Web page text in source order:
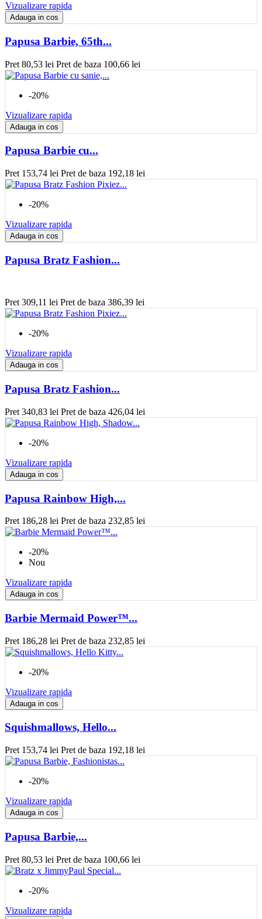
Vizualizare rapida
Adauga in cos
Papusa Barbie, 65th...
Pret 80,53 lei Pret de baza 100,66 lei
-20%
Vizualizare rapida
Adauga in cos
Papusa Barbie cu...
Pret 153,74 lei Pret de baza 192,18 lei
-20%
Vizualizare rapida
Adauga in cos
Papusa Bratz Fashion...
Pret 309,11 lei Pret de baza 386,39 lei
-20%
Vizualizare rapida
Adauga in cos
Papusa Bratz Fashion...
Pret 340,83 lei Pret de baza 426,04 lei
-20%
Vizualizare rapida
Adauga in cos
Papusa Rainbow High,...
Pret 186,28 lei Pret de baza 232,85 lei
-20%
Nou
Vizualizare rapida
Adauga in cos
Barbie Mermaid Power™...
Pret 186,28 lei Pret de baza 232,85 lei
-20%
Vizualizare rapida
Adauga in cos
Squishmallows, Hello...
Pret 153,74 lei Pret de baza 192,18 lei
-20%
Vizualizare rapida
Adauga in cos
Papusa Barbie,...
Pret 80,53 lei Pret de baza 100,66 lei
-20%
Vizualizare rapida